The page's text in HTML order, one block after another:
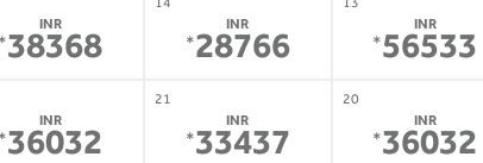
13
INR
56533
*
14
INR
28766
*
INR
38368
*
20
INR
36032
*
21
INR
33437
*
INR
36032
*